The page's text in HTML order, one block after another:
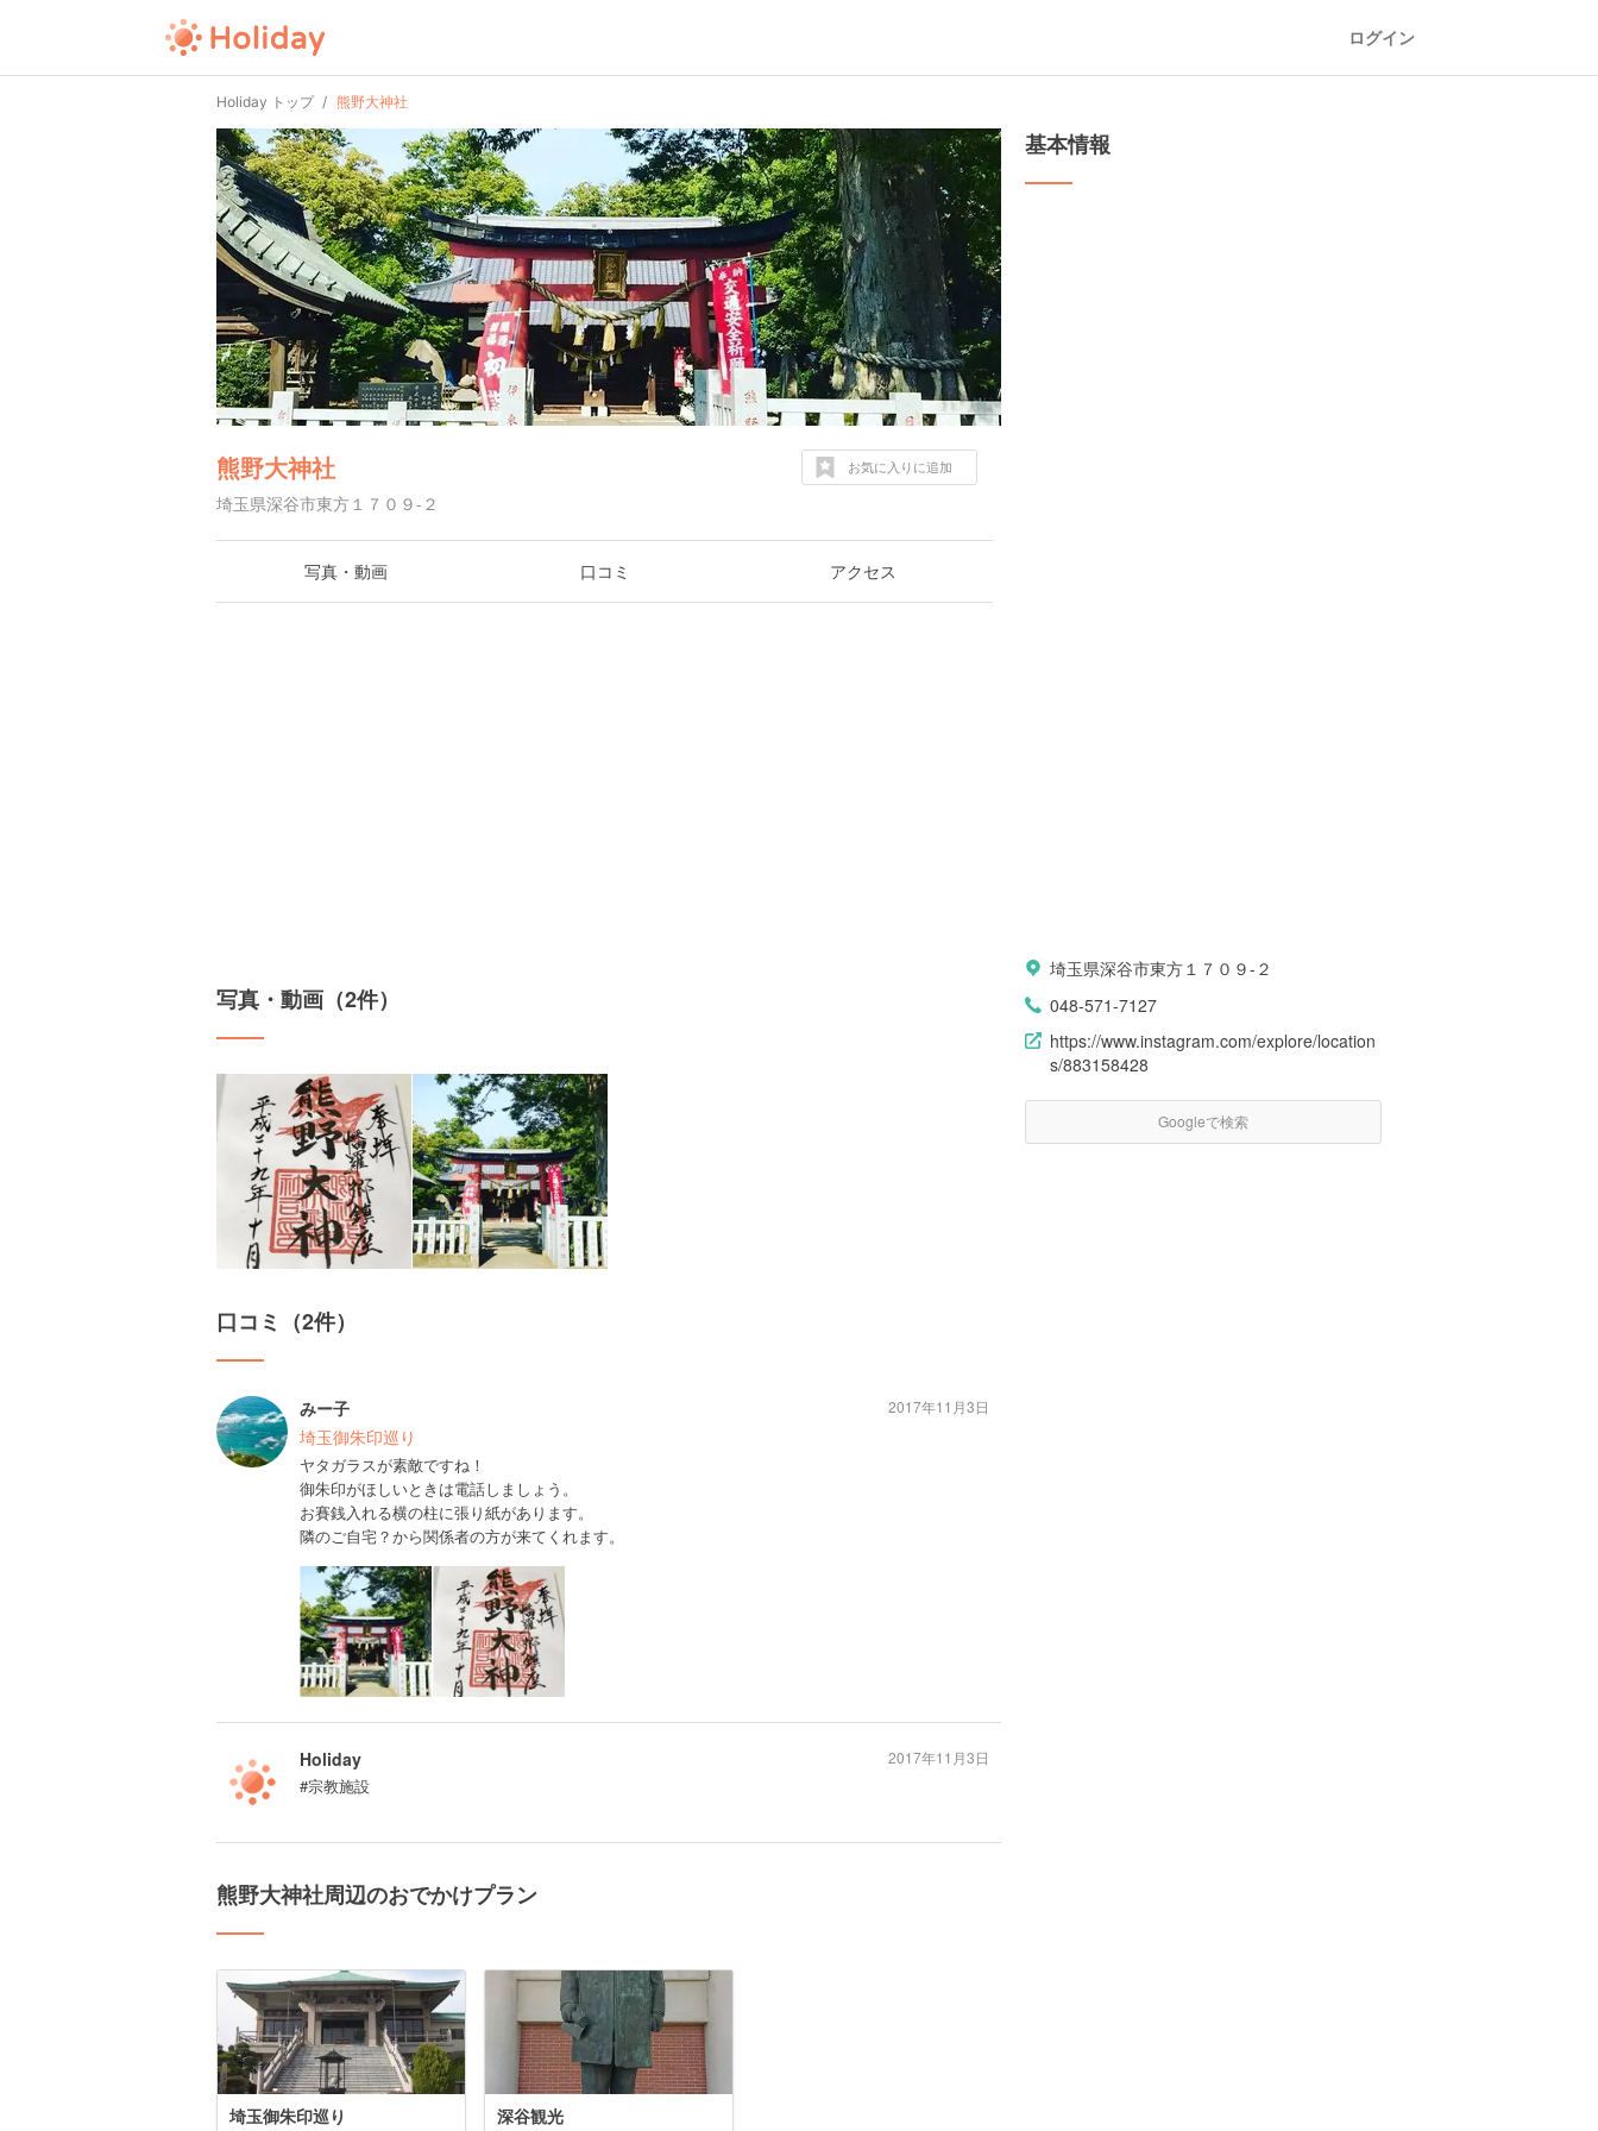
ログイン
Holiday トップ 熊野大神社
熊野大神社
埼玉県深谷市東方１７０９-２
お気に入りに追加
写真・動画 口コミ アクセス
写真・動画（2件）
口コミ（2件）
みー子
埼玉御朱印巡り
ヤタガラスが素敵ですね！
御朱印がほしいときは電話しましょう。
お賽銭入れる横の柱に張り紙があります。
隣のご自宅？から関係者の方が来てくれます。
2017年11月3日
Holiday
#宗教施設
2017年11月3日
熊野大神社周辺のおでかけプラン
埼玉御朱印巡り 深谷観光
基本情報
埼玉県深谷市東方１７０９-２
048-571-7127
https://www.instagram.com/explore/location
s/883158428
Googleで検索